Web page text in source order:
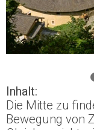
Inhalt:
Die Mitte zu
Bewegung von